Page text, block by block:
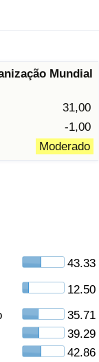
Mundial
31,00
-1,00
Moderado
43.33
12.50
35.71
39.29
42.86